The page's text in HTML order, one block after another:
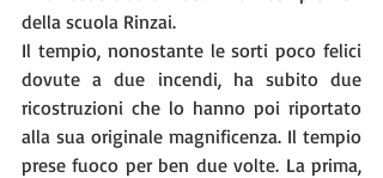
della scuola Rinzai.
Il tempio, nonostante le sorti poco felici
dovute a due incendi, ha subito due
ricostruzioni che lo hanno poi riportato
alla sua originale magnificenza. Il tempio
prese fuoco per ben due volte. La prima,